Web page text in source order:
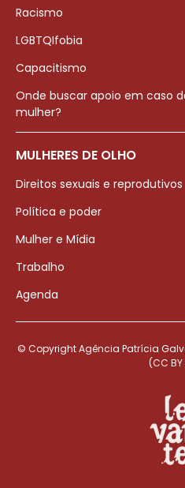
Racismo
LGBTQIfobia
Capacitismo
Onde buscar apoio em caso
mulher?
MULHERES DE OLHO
Direitos sexuais e reprodutivos
Política e poder
Mulher e Mídia
Trabalho
Agenda
© Copyright Agência Patrícia
(CC